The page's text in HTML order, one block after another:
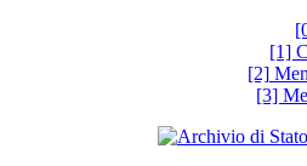
[1]
[2]
[3]